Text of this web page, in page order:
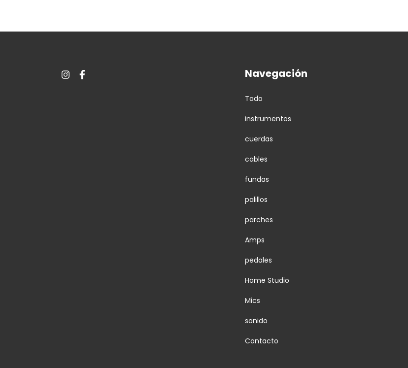
Navegación
Todo
instrumentos
cuerdas
cables
fundas
palillos
parches
Amps
pedales
Home Studio
Mics
sonido
Contacto